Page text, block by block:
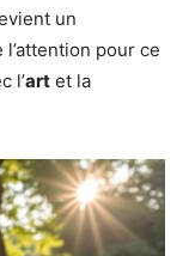
un
pour ce
l’art et la